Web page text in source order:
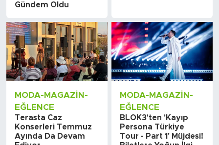
Gündem Oldu
MODA-MAGAZIN-
EĞLENCE
Terasta Caz
Konserleri Temmuz
Ayında Da Devam
MODA-MAGAZIN-
EĞLENCE
BLOK3'ten 'Kayıp
Persona Türkiye
Tour - Part 1' Müjdesi!